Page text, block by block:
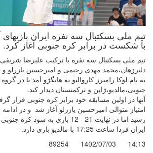
تیم ملی بسکتبال سه نفره ایران بازیهای
با شکست در برابر کره جنوبی آغاز کرد.
تیم ملی بسکتبال سه نفره با ترکیب علیرضا
دلیرزهان،محمد مهدی رحیمی و امیرحسین یازرلو
به نام لوکا رامیرز کاروالیو به هانگژو آمد تا در
جنوبی،مالدیو،ژاپن و ترکمنستان دیدار کند.
آنها در اولین مسابقه خود برابر کره جنوبی قرار
رسید اما در نهایت 21 - 12 بازی به سود کره جنوبی خاتمه یافت.
ایران فردا ساعت 17:25 با مالدیو بازی دارد.
14:13
1402/07/03
89254